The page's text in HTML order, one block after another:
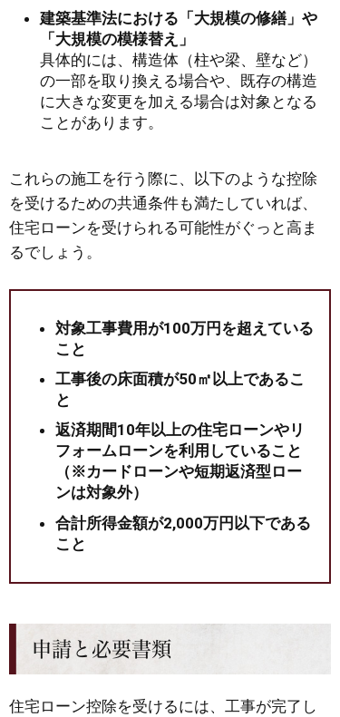
建築基準法における「大規模の修繕」や
「大規模の模様替え」
具体的には、構造体（柱や梁、壁など）
の一部を取り換える場合や、既存の構造
に大きな変更を加える場合は対象となる
ことがあります。
これらの施工を行う際に、以下のような控除
を受けるための共通条件も満たしていれば、
住宅ローンを受けられる可能性がぐっと高ま
るでしょう。
対象工事費用が100万円を超えている
こと
工事後の床面積が50㎡以上であるこ
と
返済期間10年以上の住宅ローンやリ
フォームローンを利用していること
（※カードローンや短期返済型ロー
ンは対象外）
合計所得金額が2,000万円以下である
こと
申請と必要書類
住宅ローン控除を受けるには、工事が完了し